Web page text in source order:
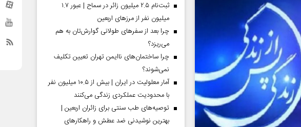
ثبت‌نام ۲.۵ میلیون زائر در سماح | عبور ۱.۷
میلیون نفر از مرز‌های اربعین
چرا بعد از سفرهای طولانی گوارش‌تان به هم
می‌ریزد؟
چرا ساختمان‌های ناایمن تهران تعیین تکلیف
نمی‌شوند؟
آمار معلولیت در ایران | بیش از ۱۰.۵ میلیون نفر
با محدودیت عملکردی زندگی می‌کنند
توصیه‌های طب سنتی برای زائران اربعین |
بهترین نوشیدنی ضد عطش و راهکارهای